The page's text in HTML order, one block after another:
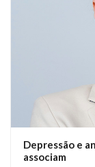
Depressão e
associam